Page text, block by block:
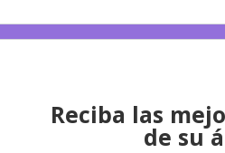
Reciba las
de su